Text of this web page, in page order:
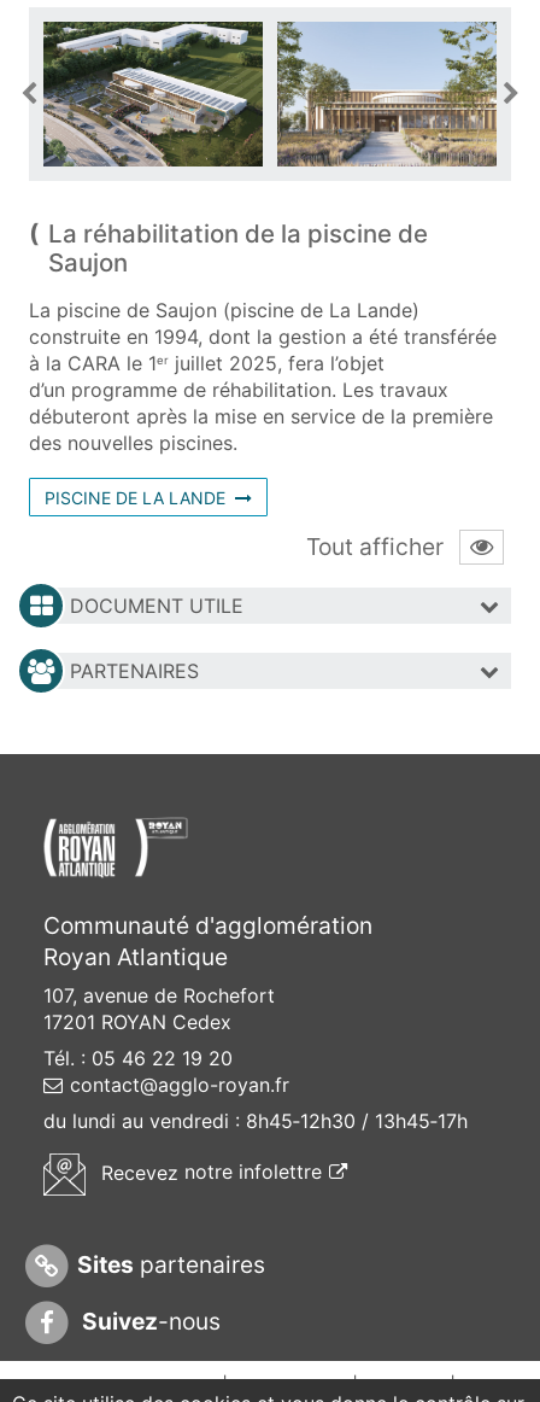
La réhabilitation de la piscine de
Saujon
La piscine de Saujon (piscine de La Lande)
construite en 1994, dont la gestion a été transférée
à la CARA le 1er juillet 2025, fera l’objet
d’un programme de réhabilitation. Les travaux
débuteront après la mise en service de la première
des nouvelles piscines.
PISCINE DE LA LANDE
Tout afficher
DOCUMENT UTILE
PARTENAIRES
Communauté d'agglomération
Royan Atlantique
107, avenue de Rochefort
17201 ROYAN Cedex
Tél. : 05 46 22 19 20
contact@agglo-royan.fr
du lundi au vendredi : 8h45‑12h30 / 13h45‑17h
Recevez notre infolettre (ouvre une nouvelle
Sites partenaires
Suivez-nous
© CARA 2025 |Plan du site|Contact|